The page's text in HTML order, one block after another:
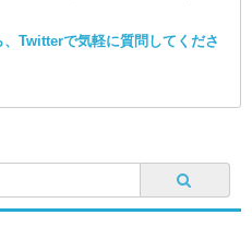
Twitterで気軽に質問してくださ